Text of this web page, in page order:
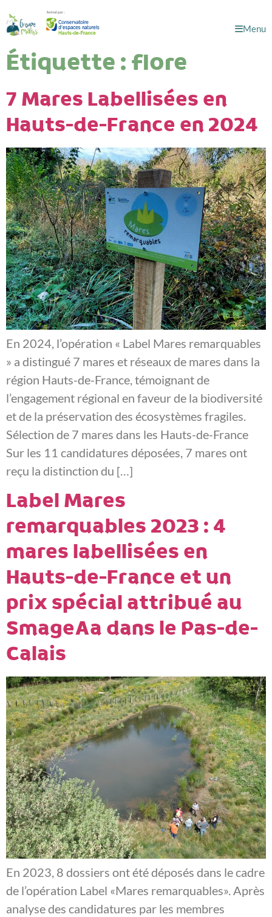
Menu
Étiquette :flore
7 Mares Labellisées en
Hauts-de-France en 2024
En 2024, l’opération « Label Mares remarquables
» a distingué 7 mares et réseaux de mares dans la
région Hauts-de-France, témoignant de
l’engagement régional en faveur de la biodiversité
et de la préservation des écosystèmes fragiles.
Sélection de 7 mares dans les Hauts-de-France
Sur les 11 candidatures déposées, 7 mares ont
reçu la distinction du […]
Label Mares
remarquables 2023 : 4
mares labellisées en
Hauts-de-France et un
prix spécial attribué au
SmageAa dans le Pas-de-
Calais
En 2023, 8 dossiers ont été déposés dans le cadre
de l’opération Label «Mares remarquables». Après
analyse des candidatures par les membres